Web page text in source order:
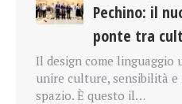
Pechino: il
ponte tra
Il design come linguaggio
unire culture, sensibilità
spazio. È questo il…